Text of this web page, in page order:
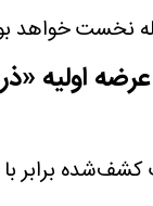
نخست خواهد
اولیه
کشف‌شده برابر